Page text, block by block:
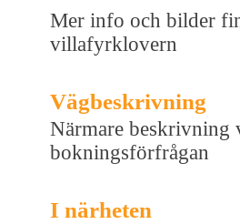
Mer info och bilder
villafyrklovern
Vägbeskrivning
Närmare beskrivning
bokningsförfrågan
I närheten